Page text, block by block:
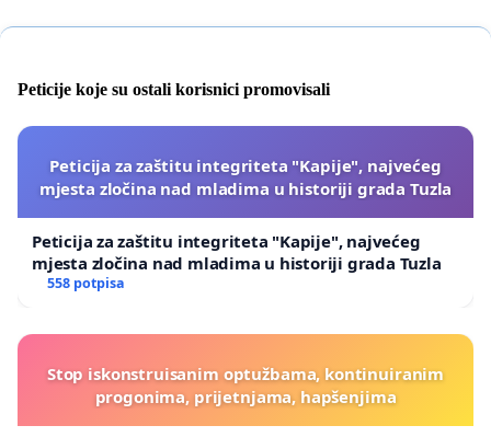
Peticije koje su ostali korisnici promovisali
Peticija za zaštitu integriteta "Kapije", najvećeg
mjesta zločina nad mladima u historiji grada Tuzla
Peticija za zaštitu integriteta "Kapije", najvećeg
mjesta zločina nad mladima u historiji grada Tuzla
558 potpisa
Stop iskonstruisanim optužbama, kontinuiranim
progonima, prijetnjama, hapšenjima